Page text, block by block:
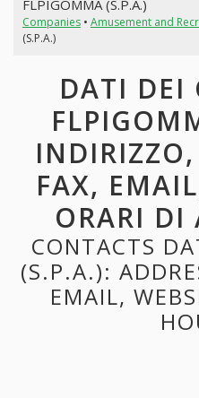
FLPIGOMMA (S.P.A.)
Companies• Amusement and
(S.P.A.)
DATI DEI
FAX,
ORARI DI
CONTACTS
(S.P.A.):
EMAIL,